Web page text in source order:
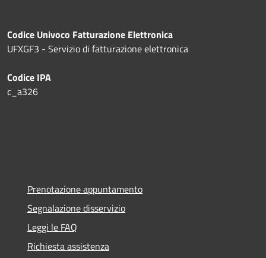
Codice Univoco Fatturazione Elettronica
UFXGF3 - Servizio di fatturazione elettronica
Codice IPA
c_a326
Prenotazione appuntamento
Segnalazione disservizio
Leggi le FAQ
Richiesta assistenza